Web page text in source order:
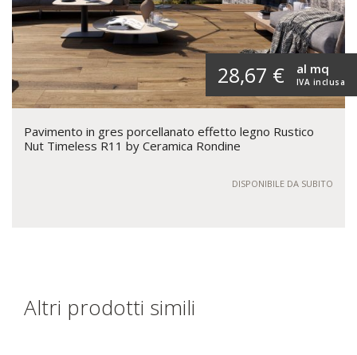
28,67 € IVA inclusa
al mq
Pavimento in gres porcellanato effetto legno Rustico
Nut Timeless R11 by Ceramica Rondine
DISPONIBILE DA SUBITO
Altri prodotti simili